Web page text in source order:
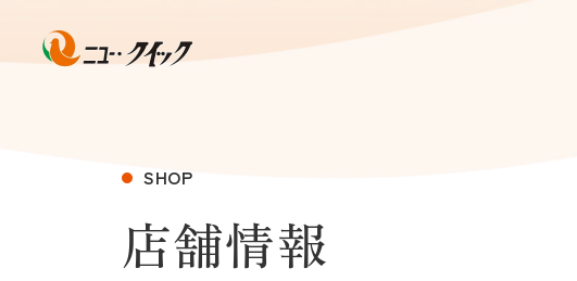
SHOP
店舗情報